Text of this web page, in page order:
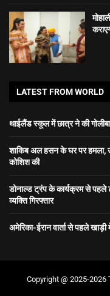
LATEST FROM WORLD
थाईलैंड स्कूल में छात्र ने की
शाकिब अल हसन के घर पर हमला,
कोशिश की
डोनाल्ड ट्रंप के कार्यक्रम से
व्यक्ति गिरफ्तार
अमेरिका-ईरान वार्ता से पहले
Copyright @ 2025-2026